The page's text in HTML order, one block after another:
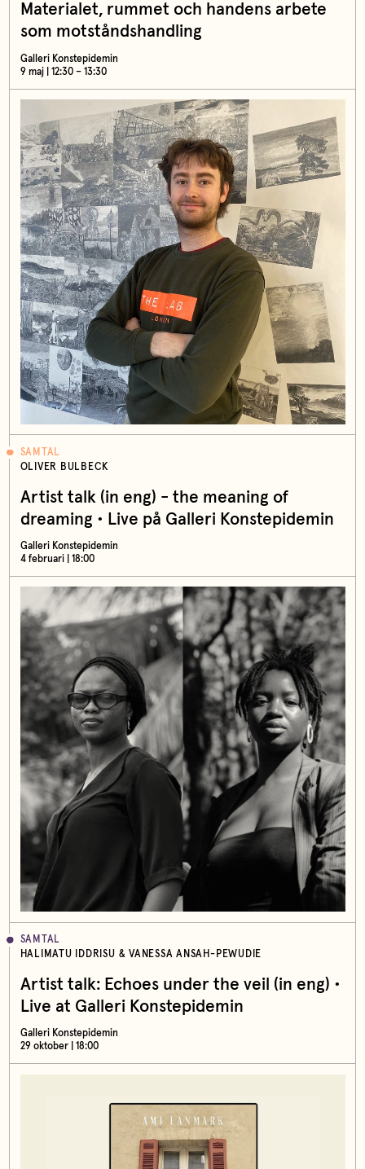
Materialet, rummet och handens arbete
som motståndshandling
Galleri Konstepidemin
9 maj | 12:30 – 13:30
SAMTAL
OLIVER BULBECK
Artist talk (in eng) - the meaning of
dreaming • Live på Galleri Konstepidemin
Galleri Konstepidemin
4 februari | 18:00
SAMTAL
HALIMATU IDDRISU & VANESSA ANSAH-PEWUDIE
Artist talk: Echoes under the veil (in eng) •
Live at Galleri Konstepidemin
Galleri Konstepidemin
29 oktober | 18:00